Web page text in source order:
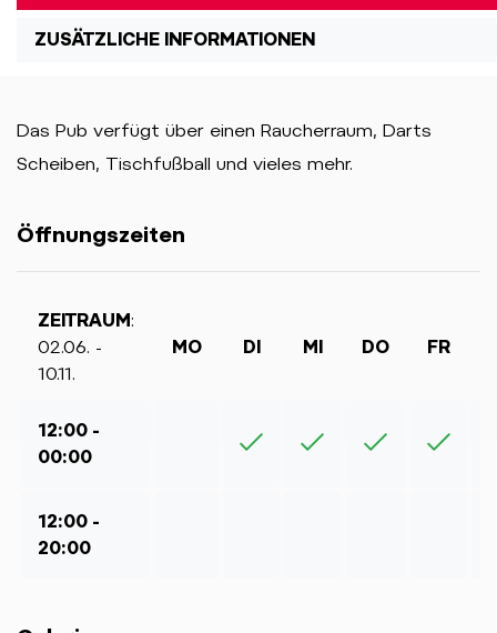
ZUSÄTZLICHE INFORMATIONEN
Das Pub verfügt über einen Raucherraum, Darts
Scheiben, Tischfußball und vieles mehr.
Öffnungszeiten
ZEITRAUM:
02.06. -
10.11.
MO DI MI DO FR
12:00 -
00:00
12:00 -
20:00